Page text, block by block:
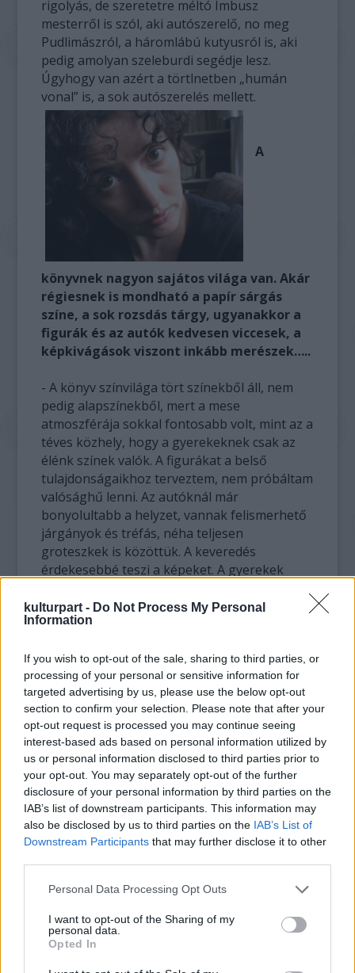
kulturpart - Do Not Process My Personal
Information
If you wish to opt-out of the sale, sharing to third parties, or
processing of your personal or sensitive information for
targeted advertising by us, please use the below opt-out
section to confirm your selection. Please note that after your
opt-out request is processed you may continue seeing
interest-based ads based on personal information utilized by
us or personal information disclosed to third parties prior to
your opt-out. You may separately opt-out of the further
disclosure of your personal information by third parties on the
IAB’s list of downstream participants. This information may
also be disclosed by us to third parties on the IAB’s List of
Downstream Participants that may further disclose it to other
Please note that this website/app uses one or more Google
not limited to your visit or usage behaviour. You may click to
grant or deny consent to Google and its third-party tags to
use your data for below specified purposes in below Google
consent section.
Personal Data Processing Opt Outs
I want to opt-out of the Sharing of my
personal data.
Opted In
rigolyás, de szeretetre méltó Imbusz
mesterről is szól, aki autószerelő, no meg
Pudlimászról, a háromlábú kutyusról is, aki
pedig amolyan szeleburdi segédje lesz.
Úgyhogy van azért a törtlnetben „humán
vonal” is, a sok autószerelés mellett.
A
könyvnek nagyon sajátos világa van. Akár
régiesnek is mondható a papír sárgás
színe, a sok rozsdás tárgy, ugyanakkor a
figurák és az autók kedvesen viccesek, a
képkivágások viszont inkább merészek…..
- A könyv színvilága tört színekből áll, nem
pedig alapszínekből, mert a mese
atmoszférája sokkal fontosabb volt, mint az a
téves közhely, hogy a gyerekeknek csak az
élénk színek valók. A figurákat a belső
tulajdonságaikhoz terveztem, nem próbáltam
valósághű lenni. Az autóknál már
bonyolultabb a helyzet, vannak felismerhető
járgányok és tréfás, néha teljesen
groteszkek is közöttük. A keveredés
érdekesebbé teszi a képeket. A gyerekek
fontos a részletgazdagság. A tréfás képek
humorát is értékelik. Mint például a szőrös
Régebben minden könyvet kézzel
illusztráltak, manapság viszont
többségben vannak a számítógéppel
készült grafikák. Szerinted ez
gazdagabbá, vagy épp ellenkezôleg,
szegényebbé, egyformábbá teszi az
illusztrációkat? Te magad hogyan
dolgozol?
- Szerintem a számítógép közvetítő szerepe
inkább gazdagabbá teszi a képeket. Arra
értékei ne tűnjenek el. Ez nagy dilemma volt
számomra is, végül az eredeti ceruzarajzot
megőríztem a képekben, de belehelyeztem
fotókból olyan képrészleteket is, amelyek